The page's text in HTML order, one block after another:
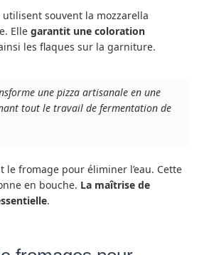
utilisent souvent la mozzarella
Elle garantit une coloration
les flaques sur la garniture.
une pizza artisanale en une
tout le travail de fermentation de
le fromage pour éliminer l’eau. Cette
en bouche. La maîtrise de
.